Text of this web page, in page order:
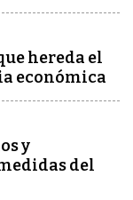
hereda el
económica
y
del